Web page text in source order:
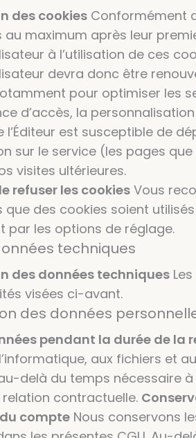
des cookies Conformément
au maximum après leur
à l’utilisation de ces
devra donc être
pour optimiser les
d’accès, la
est susceptible de
sur le service (les pages
visites ultérieures.
refuser les cookies Vous
que des cookies soient
par les options de réglage.
techniques
des données techniques
visées ci-avant.
des données
pendant la durée de la
aux fichiers et
delà du temps nécessaire
contractuelle.
compte Nous conservons